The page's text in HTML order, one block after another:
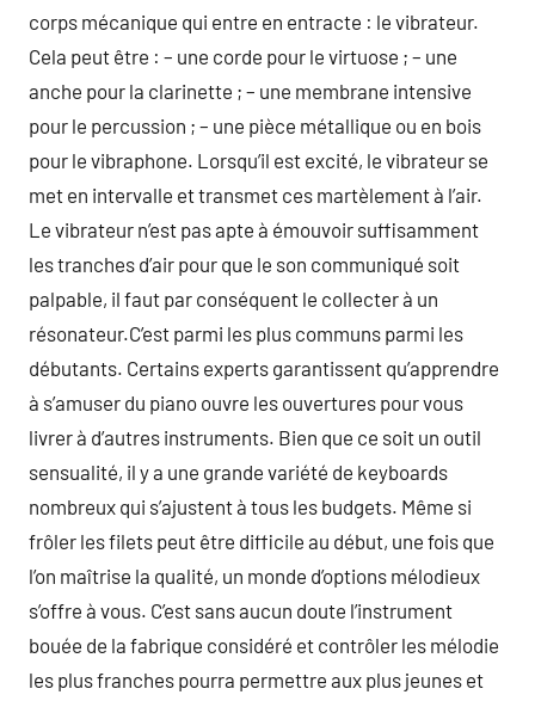
corps mécanique qui entre en entracte : le vibrateur.
Cela peut être : – une corde pour le virtuose ; – une
anche pour la clarinette ; – une membrane intensive
pour le percussion ; – une pièce métallique ou en bois
pour le vibraphone. Lorsqu’il est excité, le vibrateur se
met en intervalle et transmet ces martèlement à l’air.
Le vibrateur n’est pas apte à émouvoir suffisamment
les tranches d’air pour que le son communiqué soit
palpable, il faut par conséquent le collecter à un
résonateur.C’est parmi les plus communs parmi les
débutants. Certains experts garantissent qu’apprendre
à s’amuser du piano ouvre les ouvertures pour vous
livrer à d’autres instruments. Bien que ce soit un outil
sensualité, il y a une grande variété de keyboards
nombreux qui s’ajustent à tous les budgets. Même si
frôler les filets peut être difficile au début, une fois que
l’on maîtrise la qualité, un monde d’options mélodieux
s’offre à vous. C’est sans aucun doute l’instrument
bouée de la fabrique considéré et contrôler les mélodie
les plus franches pourra permettre aux plus jeunes et